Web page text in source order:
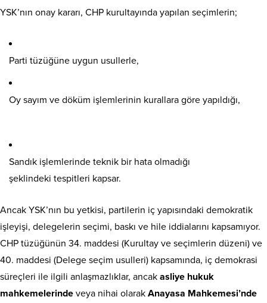
YSK’nın onay kararı, CHP kurultayında yapılan seçimlerin;
Parti tüzüğüne uygun usullerle,
Oy sayım ve döküm işlemlerinin kurallara göre yapıldığı,
Sandık işlemlerinde teknik bir hata olmadığı
şeklindeki tespitleri kapsar.
Ancak YSK’nın bu yetkisi, partilerin iç yapısındaki demokratik
işleyişi, delegelerin seçimi, baskı ve hile iddialarını kapsamıyor.
CHP tüzüğünün 34. maddesi (Kurultay ve seçimlerin düzeni) ve
40. maddesi (Delege seçim usulleri) kapsamında, iç demokrasi
süreçleri ile ilgili anlaşmazlıklar, ancak asliye hukuk
mahkemelerinde veya nihai olarak Anayasa Mahkemesi’nde